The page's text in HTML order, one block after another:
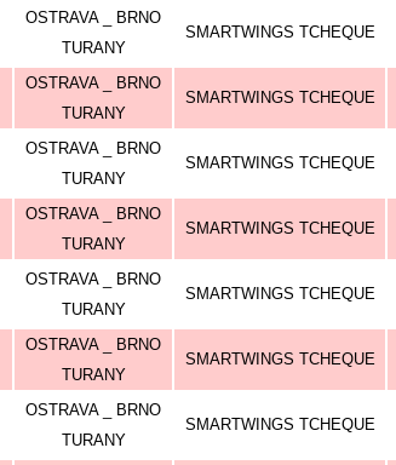
OSTRAVA _ BRNO
TURANY
SMARTWINGS TCHEQUE
OSTRAVA _ BRNO
TURANY
SMARTWINGS TCHEQUE
OSTRAVA _ BRNO
TURANY
SMARTWINGS TCHEQUE
OSTRAVA _ BRNO
TURANY
SMARTWINGS TCHEQUE
OSTRAVA _ BRNO
TURANY
SMARTWINGS TCHEQUE
OSTRAVA _ BRNO
TURANY
SMARTWINGS TCHEQUE
OSTRAVA _ BRNO
TURANY
SMARTWINGS TCHEQUE